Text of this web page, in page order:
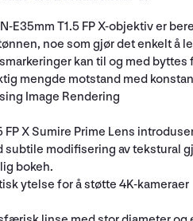
E35mm T1.5 FP X-objektiv er
noe som gjør det enkelt å
kan til og med
mengde motstand med
Image Rendering
FP X Sumire Prime Lens
subtile modifisering av tekstural
bokeh.
ytelse for å støtte 4K-kameraer